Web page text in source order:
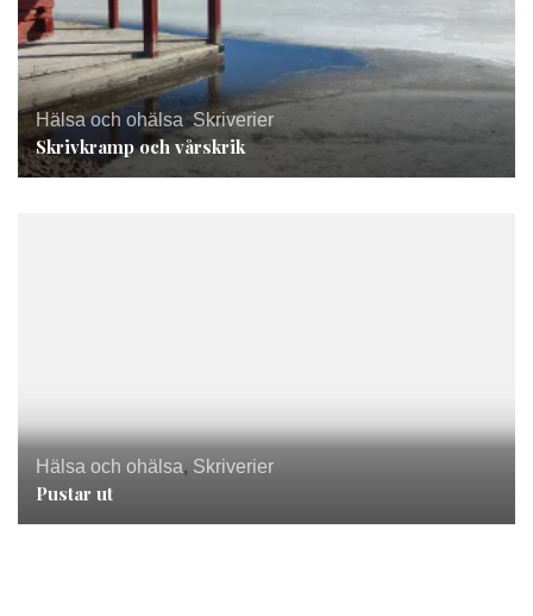
Hälsa och ohälsa,Skriverier
Skrivkramp och vårskrik
Hälsa och ohälsa, Skriverier
Pustar ut